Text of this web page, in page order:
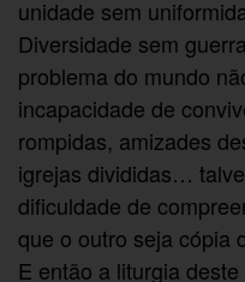
unidade sem
Diversidade sem
problema do mundo
incapacidade de
rompidas, amizades
igrejas divididas…
dificuldade de
que o outro seja cópia
E então a liturgia